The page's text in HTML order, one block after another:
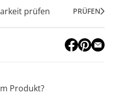
prüfen PRÜFEN
Produkt?